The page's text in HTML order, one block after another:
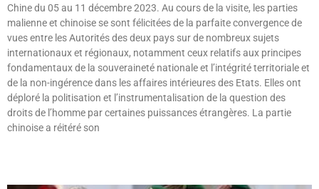
Chine du 05 au 11 décembre 2023. Au cours de la visite, les parties
malienne et chinoise se sont félicitées de la parfaite convergence de
vues entre les Autorités des deux pays sur de nombreux sujets
internationaux et régionaux, notamment ceux relatifs aux principes
fondamentaux de la souveraineté nationale et l’intégrité territoriale et
de la non-ingérence dans les affaires intérieures des Etats. Elles ont
déploré la politisation et l’instrumentalisation de la question des
droits de l’homme par certaines puissances étrangères. La partie
chinoise a réitéré son